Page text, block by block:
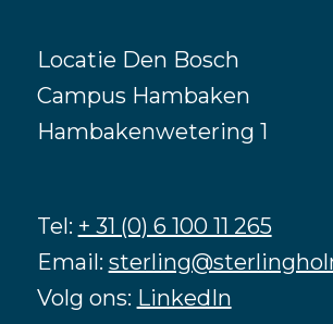
Locatie Den Bosch
Campus Hambaken
Hambakenwetering 1
Tel: + 31 (0) 6 100 11 265
Email:
Volg ons: LinkedIn